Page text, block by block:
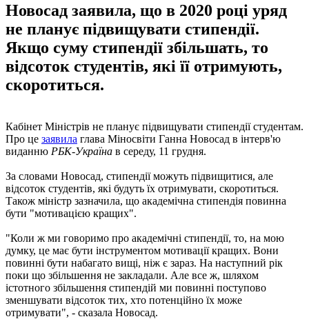
Новосад заявила, що в 2020 році уряд
не планує підвищувати стипендії.
Якщо суму стипендії збільшать, то
відсоток студентів, які її отримують,
скоротиться.
Кабінет Міністрів не планує підвищувати стипендії студентам.
Про це заявила глава Міносвіти Ганна Новосад в інтерв'ю
виданню РБК-Україна в середу, 11 грудня.
За словами Новосад, стипендії можуть підвищитися, але
відсоток студентів, які будуть їх отримувати, скоротиться.
Також міністр зазначила, що академічна стипендія повинна
бути "мотивацією кращих".
"Коли ж ми говоримо про академічні стипендії, то, на мою
думку, це має бути інструментом мотивації кращих. Вони
повинні бути набагато вищі, ніж є зараз. На наступний рік
поки що збільшення не закладали. Але все ж, шляхом
істотного збільшення стипендій ми повинні поступово
зменшувати відсоток тих, хто потенційно їх може
отримувати", - сказала Новосад.